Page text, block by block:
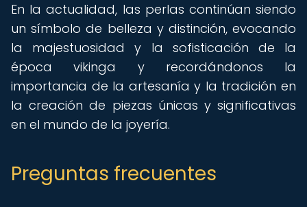
En la actualidad, las perlas continúan siendo
un símbolo de belleza y distinción, evocando
la majestuosidad y la sofisticación de la
época vikinga y recordándonos la
importancia de la artesanía y la tradición en
la creación de piezas únicas y significativas
en el mundo de la joyería.
Preguntas frecuentes